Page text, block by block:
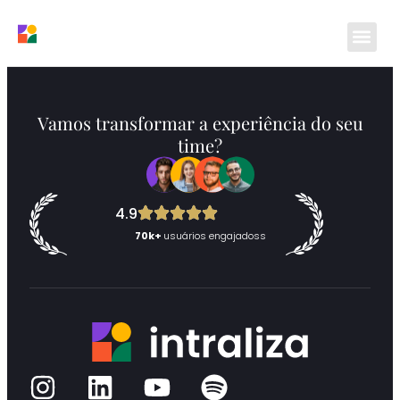
Vamos transformar a experiência do seu
time?
4.9
70k+ usuários engajadoss